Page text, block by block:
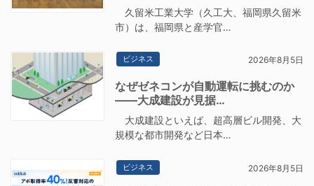
久留米工業大学（久工大、福岡県久留米
市）は、福岡県と産学官…
ビジネス 2026年8月5日
なぜゼネコンが自動運転に挑むのか
――大成建設が見据…
大成建設といえば、超高層ビル開発、大
規模な都市開発など日本…
ビジネス 2026年8月5日